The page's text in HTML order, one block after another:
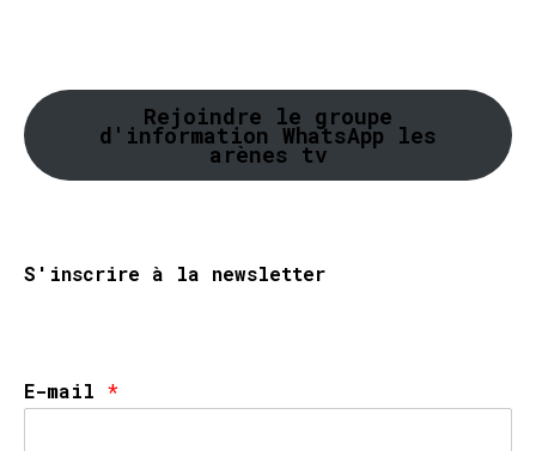
Rejoindre le groupe
d'information WhatsApp les
arènes tv
S'inscrire à la newsletter
E-mail *